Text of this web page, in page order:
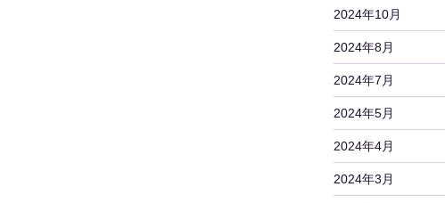
2024年10月
2024年8月
2024年7月
2024年5月
2024年4月
2024年3月